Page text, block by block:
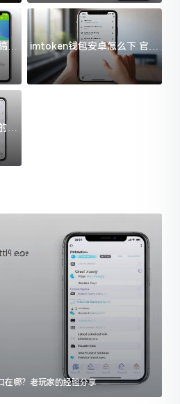
？
imtoken钱包安卓怎么下 官方
渠道避坑指南
？
哪？老玩家的经验分享